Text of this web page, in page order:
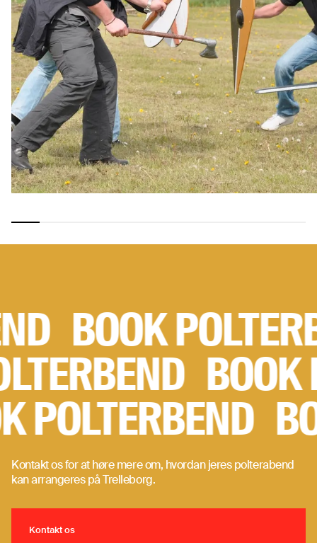
BOOK
BOOK
POLTERBEND
Kontakt os for at høre mere om, hvordan jeres polterabend
kan arrangeres på Trelleborg.
Kontakt os